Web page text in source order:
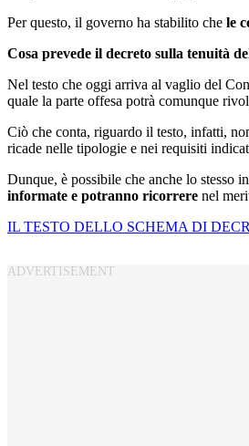
Per questo, il governo ha stabilito che le
Cosa prevede il decreto sulla tenuità
Nel testo che oggi arriva al vaglio del
quale la parte offesa potrà comunque
Ciò che conta, riguardo il testo, infatti,
ricade nelle tipologie e nei requisiti
Dunque, è possibile che anche lo stesso
informate e potranno ricorrere nel
IL TESTO DELLO SCHEMA DI